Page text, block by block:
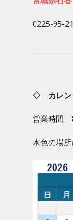
0225-95-
◇ カレ
営業時間
水色の場所